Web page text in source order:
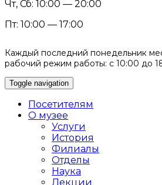
Чт, Сб: 10:00 — 20:00
Пт: 10:00 — 17:00
Каждый последний понедельник
рабочий режим работы: с 10:00 до
Toggle navigation
Посетителям
О музее
Услуги
История
Филиалы
Отделы
Наука
Лекции